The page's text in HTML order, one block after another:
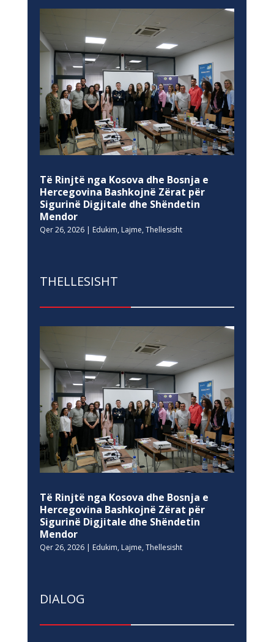
Të Rinjtë nga Kosova dhe Bosnja e
Hercegovina Bashkojnë Zërat për
Sigurinë Digjitale dhe Shëndetin
Mendor
Qer 26, 2026| Edukim, Lajme, Thellesisht
THELLESISHT
Të Rinjtë nga Kosova dhe Bosnja e
Hercegovina Bashkojnë Zërat për
Sigurinë Digjitale dhe Shëndetin
Mendor
Qer 26, 2026| Edukim, Lajme, Thellesisht
DIALOG